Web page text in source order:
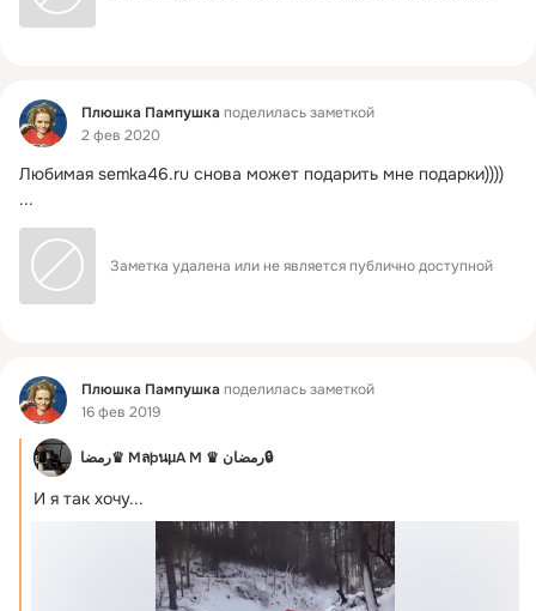
Фид Плюшка Пампушка поделилась заметкой
2 фев 2020
Любимая semka46.ru снова может подарить мне подарки))))
...
Заметка удалена или не является публично доступной
Фид Плюшка Пампушка поделилась заметкой
16 фев 2019
رمضا♛ МลþนμА М ♛ رمضان🔒
И я так хочу...